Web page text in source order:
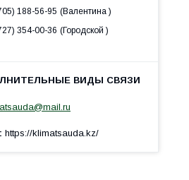
188-56-95
Валентина
354-00-36
Городской
https://klimatsauda.kz/